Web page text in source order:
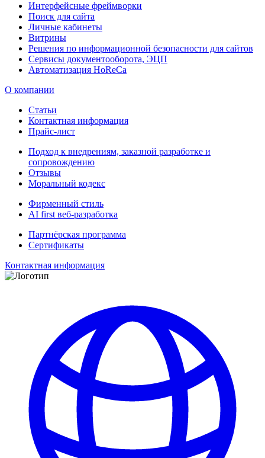
Интерфейсные фреймворки
Поиск для сайта
Личные кабинеты
Витрины
Решения по информационной безопасности для сайтов
Сервисы документооборота, ЭЦП
Автоматизация HoReCa
О компании
Статьи
Контактная информация
Прайс-лист
Подход к внедрениям, заказной разработке и
сопровождению
Отзывы
Моральный кодекс
Фирменный стиль
AI first веб-разработка
Партнёрская программа
Сертификаты
Контактная информация